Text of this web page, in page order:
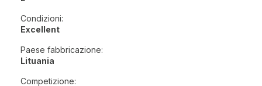
Condizioni:
Excellent
Paese fabbricazione:
Lituania
Competizione: